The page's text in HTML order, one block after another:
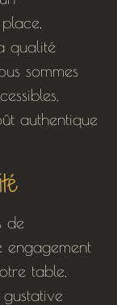
qualité
sommes
authentique
de
engagement
table,